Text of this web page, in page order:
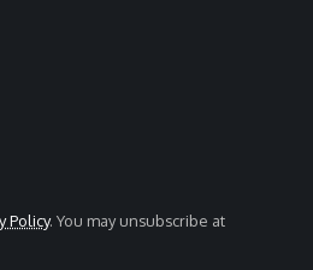
Policy. You may unsubscribe at